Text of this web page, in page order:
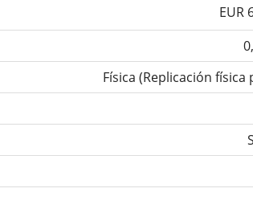
EUR
Física (Replicación física